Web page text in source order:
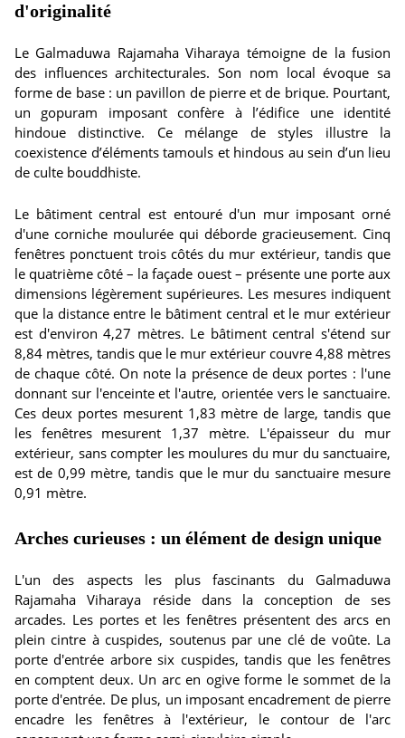
d'originalité
Le Galmaduwa Rajamaha Viharaya témoigne de la fusion
des influences architecturales. Son nom local évoque sa
forme de base : un pavillon de pierre et de brique. Pourtant,
un gopuram imposant confère à l’édifice une identité
hindoue distinctive. Ce mélange de styles illustre la
coexistence d’éléments tamouls et hindous au sein d’un lieu
de culte bouddhiste.
Le bâtiment central est entouré d'un mur imposant orné
d'une corniche moulurée qui déborde gracieusement. Cinq
fenêtres ponctuent trois côtés du mur extérieur, tandis que
le quatrième côté – la façade ouest – présente une porte aux
dimensions légèrement supérieures. Les mesures indiquent
que la distance entre le bâtiment central et le mur extérieur
est d'environ 4,27 mètres. Le bâtiment central s'étend sur
8,84 mètres, tandis que le mur extérieur couvre 4,88 mètres
de chaque côté. On note la présence de deux portes : l'une
donnant sur l'enceinte et l'autre, orientée vers le sanctuaire.
Ces deux portes mesurent 1,83 mètre de large, tandis que
les fenêtres mesurent 1,37 mètre. L'épaisseur du mur
extérieur, sans compter les moulures du mur du sanctuaire,
est de 0,99 mètre, tandis que le mur du sanctuaire mesure
0,91 mètre.
Arches curieuses : un élément de design unique
L'un des aspects les plus fascinants du Galmaduwa
Rajamaha Viharaya réside dans la conception de ses
arcades. Les portes et les fenêtres présentent des arcs en
plein cintre à cuspides, soutenus par une clé de voûte. La
porte d'entrée arbore six cuspides, tandis que les fenêtres
en comptent deux. Un arc en ogive forme le sommet de la
porte d'entrée. De plus, un imposant encadrement de pierre
encadre les fenêtres à l'extérieur, le contour de l'arc